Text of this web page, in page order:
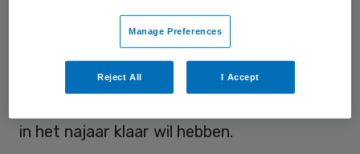
vind het van het grootste belang om dit
proces zorgvuldig en met alle
vanzelfsprekende waarborgen te doorlopen
en met iedereen in gesprek te blijven”, zegt
in het najaar klaar wil hebben.
Manage Preferences
Reject All I Accept